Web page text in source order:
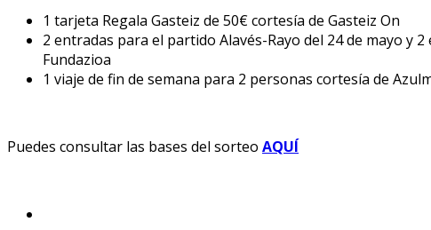
1 tarjeta Regala Gasteiz de 50€ cortesía de Gasteiz On
2 entradas para el partido Alavés-Rayo del 24 de mayo y
Fundazioa
1 viaje de fin de semana para 2 personas cortesía de
Puedes consultar las bases del sorteo AQUÍ